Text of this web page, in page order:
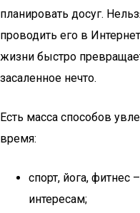
планировать досуг.
проводить его в
жизни быстро
засаленное нечто.
Есть масса способов
время:
спорт, йога, фитнес
интересам;